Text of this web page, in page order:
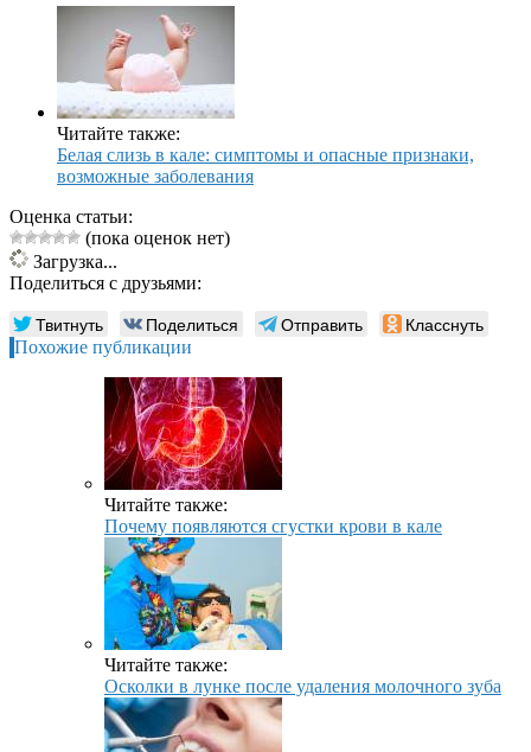
Читайте также:
Белая слизь в кале: симптомы и опасные признаки,
возможные заболевания
Оценка статьи:
(пока оценок нет)
Загрузка...
Поделиться с друзьями:
Твитнуть Поделиться Отправить Класснуть
Похожие публикации
Читайте также:
Почему появляются сгустки крови в кале
Читайте также:
Осколки в лунке после удаления молочного зуба